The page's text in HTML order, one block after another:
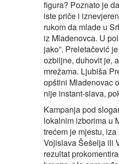
figura? Poznato je
iste priče i
rukom da mlade u
iz Mladenovca. U
jako”. Preletačević
ozbiljne, duhovit je,
mrežama. Ljubiša
opštini Mladenovac
nije instant‑slava,
Kampanja pod
lokalnim izborima u
trećem je mjestu,
Vojislava Šešelja ili
rezultat